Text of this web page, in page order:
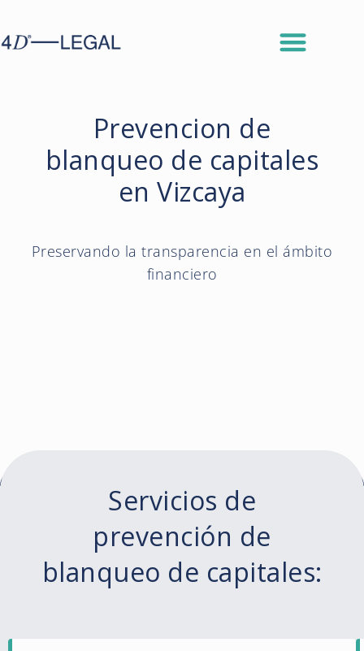
Prevencion de
blanqueo de capitales
en Vizcaya
Preservando la transparencia en el ámbito
financiero
Servicios de
prevención de
blanqueo de capitales: